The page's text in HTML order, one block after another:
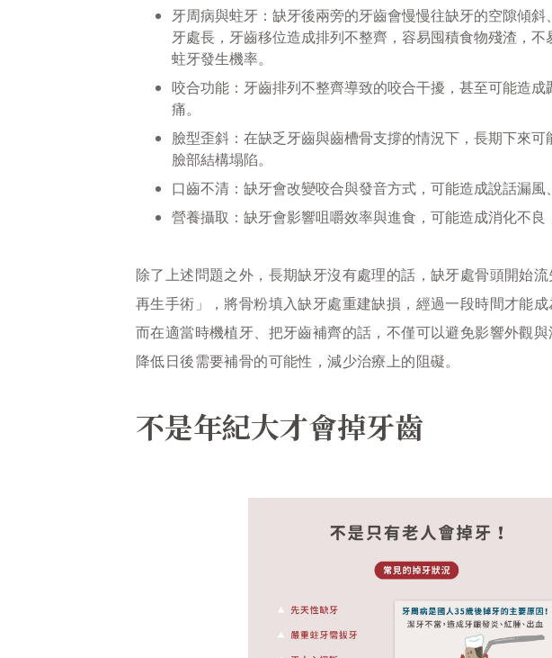
牙周病與蛀牙：缺牙後兩旁的牙齒會慢慢往缺牙的空隙傾斜
牙處長，牙齒移位造成排列不整齊，容易囤積食物殘渣，
蛀牙發生機率。
咬合功能：牙齒排列不整齊導致的咬合干擾，甚至可能造成
痛。
臉型歪斜：在缺乏牙齒與齒槽骨支撐的情況下，長期下來可
臉部結構塌陷。
口齒不清：缺牙會改變咬合與發音方式，可能造成說話漏風
營養攝取：缺牙會影響咀嚼效率與進食，可能造成消化不良
除了上述問題之外，長期缺牙沒有處理的話，缺牙處骨頭開始
再生手術」，將骨粉填入缺牙處重建缺損，經過一段時間才能成
而在適當時機植牙、把牙齒補齊的話，不僅可以避免影響外觀
降低日後需要補骨的可能性，減少治療上的阻礙。
不是年紀大才會掉牙齒